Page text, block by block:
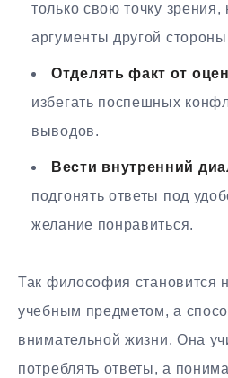
только свою точку
аргументы другой
Отделять факт от
избегать поспешных
выводов.
Вести внутренний
подгонять ответы под
желание понравиться.
Так философия становится
учебным предметом, а
внимательной жизни. Она
потреблять ответы, а